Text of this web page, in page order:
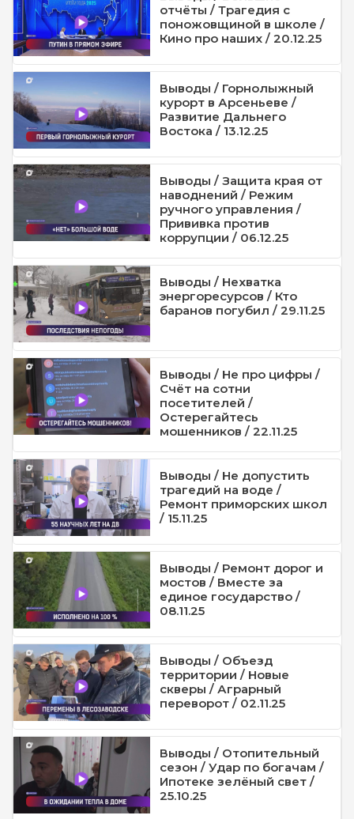
отчёты / Трагедия с
поножовщиной в школе /
Кино про наших / 20.12.25
Выводы / Горнолыжный
курорт в Арсеньеве /
Развитие Дальнего
Востока / 13.12.25
Выводы / Защита края от
наводнений / Режим
ручного управления /
Прививка против
коррупции / 06.12.25
Выводы / Нехватка
энергоресурсов / Кто
баранов погубил / 29.11.25
Выводы / Не про цифры /
Счёт на сотни
посетителей /
Остерегайтесь
мошенников / 22.11.25
Выводы / Не допустить
трагедий на воде /
Ремонт приморских школ
/ 15.11.25
Выводы / Ремонт дорог и
мостов / Вместе за
единое государство /
08.11.25
Выводы / Объезд
территории / Новые
скверы / Аграрный
переворот / 02.11.25
Выводы / Отопительный
сезон / Удар по богачам /
Ипотеке зелёный свет /
25.10.25